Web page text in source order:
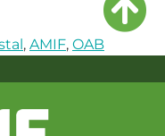
, AMIF, OAB